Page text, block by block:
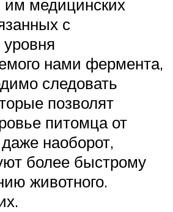
им медицинских
с
нами фермента,
следовать
позволят
питомца от
наоборот,
более быстрому
животного.